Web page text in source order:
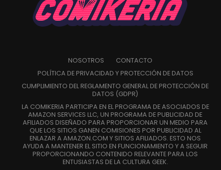
NOSOTROS
CONTACTO
POLÍTICA DE PRIVACIDAD Y PROTECCIÓN DE DATOS
CUMPLIMIENTO DEL REGLAMENTO GENERAL DE PROTECCIÓN DE
DATOS (GDPR)
LA COMIKERIA PARTICIPA EN EL PROGRAMA DE ASOCIADOS DE
AMAZON SERVICES LLC, UN PROGRAMA DE PUBLICIDAD DE
AFILIADOS DISEÑADO PARA PROPORCIONAR UN MEDIO PARA
QUE LOS SITIOS GANEN COMISIONES POR PUBLICIDAD AL
ENLAZAR A AMAZON.COM Y SITIOS AFILIADOS. ESTO NOS
AYUDA A MANTENER EL SITIO EN FUNCIONAMIENTO Y A SEGUIR
PROPORCIONANDO CONTENIDO RELEVANTE PARA LOS
ENTUSIASTAS DE LA CULTURA GEEK.